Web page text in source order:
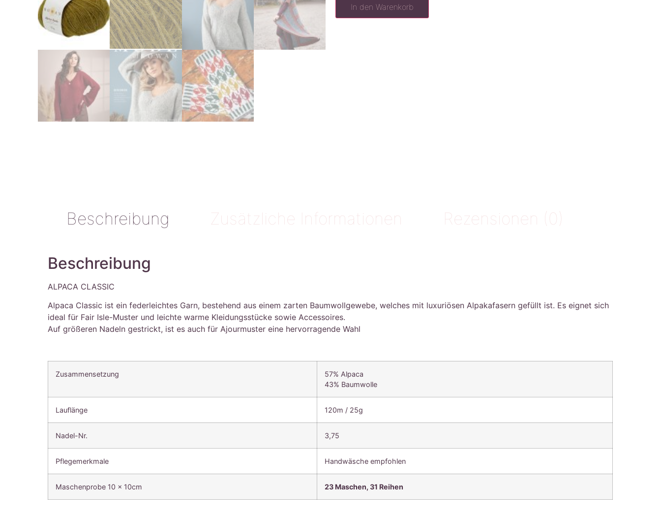
In den Warenkorb
Beschreibung Zusätzliche Informationen Rezensionen (0)
Beschreibung
ALPACA CLASSIC
Alpaca Classic ist ein federleichtes Garn, bestehend aus einem zarten Baumwollgewebe, welches mit luxuriösen Alpakafasern gefüllt ist. Es eignet sich
ideal für Fair Isle-Muster und leichte warme Kleidungsstücke sowie Accessoires.
Auf größeren Nadeln gestrickt, ist es auch für Ajourmuster eine hervorragende Wahl
Zusammensetzung
57% Alpaca
43% Baumwolle
Lauflänge 120m / 25g
Nadel-Nr. 3,75
Pflegemerkmale Handwäsche empfohlen
Maschenprobe 10 x 10cm 23 Maschen, 31 Reihen